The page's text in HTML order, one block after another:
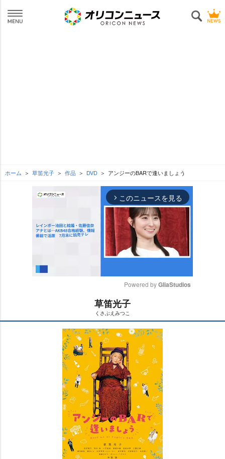
ホーム 草笛光子 作品 DVD アンジーのBARで逢いましょう
arrow_forward_ios このニュースを見る
t
e
Powered by GliaStudios
草笛光子
くさぶえみつこ